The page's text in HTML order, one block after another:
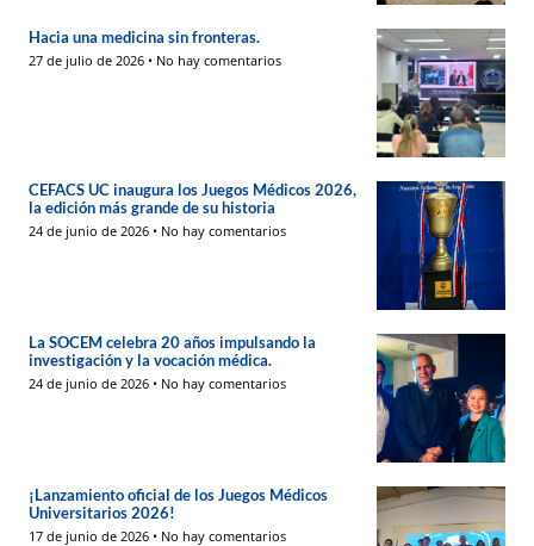
Hacia una medicina sin fronteras.
27 de julio de 2026 No hay comentarios
CEFACS UC inaugura los Juegos Médicos 2026,
la edición más grande de su historia
24 de junio de 2026 No hay comentarios
La SOCEM celebra 20 años impulsando la
investigación y la vocación médica.
24 de junio de 2026 No hay comentarios
¡Lanzamiento oficial de los Juegos Médicos
Universitarios 2026!
17 de junio de 2026 No hay comentarios